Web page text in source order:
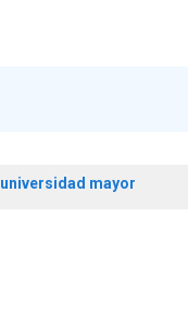
universidad mayor